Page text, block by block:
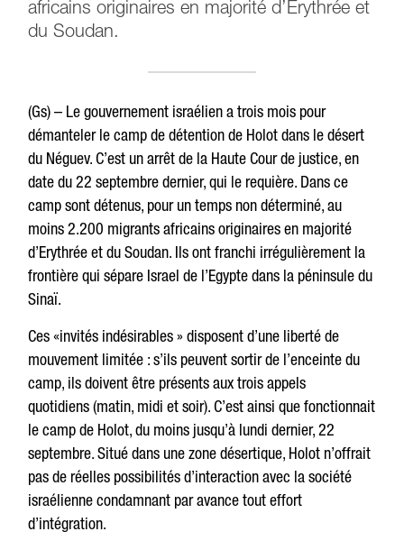
africains originaires en majorité d’Erythrée et
du Soudan.
(Gs) – Le gouvernement israélien a trois mois pour
démanteler le camp de détention de Holot dans le désert
du Néguev. C’est un arrêt de la Haute Cour de justice, en
date du 22 septembre dernier, qui le requière. Dans ce
camp sont détenus, pour un temps non déterminé, au
moins 2.200 migrants africains originaires en majorité
d’Erythrée et du Soudan. Ils ont franchi irrégulièrement la
frontière qui sépare Israel de l’Egypte dans la péninsule du
Sinaï.
Ces «invités indésirables » disposent d’une liberté de
mouvement limitée : s’ils peuvent sortir de l’enceinte du
camp, ils doivent être présents aux trois appels
quotidiens (matin, midi et soir). C’est ainsi que fonctionnait
le camp de Holot, du moins jusqu’à lundi dernier, 22
septembre. Situé dans une zone désertique, Holot n’offrait
pas de réelles possibilités d’interaction avec la société
israélienne condamnant par avance tout effort
d’intégration.